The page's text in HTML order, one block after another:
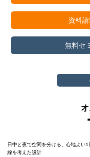
資料
無料セ
日中と夜で空間を分ける、心地よい1
線を考えた設計